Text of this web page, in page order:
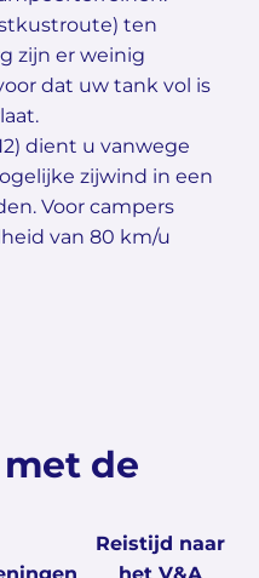
ten
zijn er weinig
dat uw tank vol is
dient u vanwege
zijwind in een
Voor campers
van 80 km/u
de
Reistijd naar